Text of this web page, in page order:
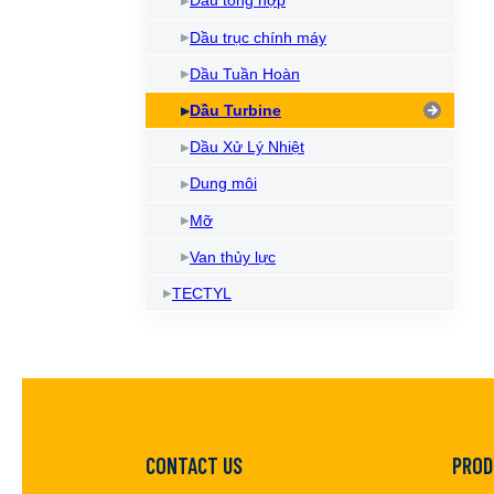
Dầu trục chính máy
Dầu Tuần Hoàn
Dầu Turbine
Dầu Xử Lý Nhiệt
Dung môi
Mỡ
Van thủy lực
TECTYL
CONTACT US